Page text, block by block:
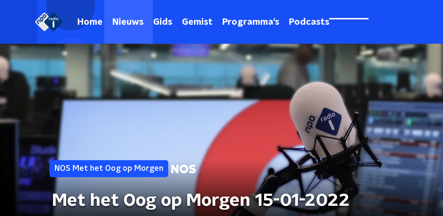
Home Nieuws Gids Gemist Programma's Podcasts
NOS Met het Oog op Morgen
Met het Oog op Morgen 15-01-2022